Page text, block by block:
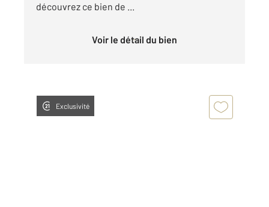
découvrez ce bien de ...
Voir le détail du bien
Exclusivité